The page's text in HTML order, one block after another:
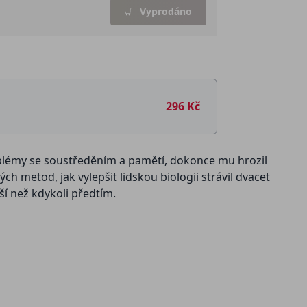
Vyprodáno
296 Kč
se soustředěním a pamětí, dokonce mu hrozil
metod, jak vylepšit lidskou biologii strávil dvacet
než kdykoli předtím.